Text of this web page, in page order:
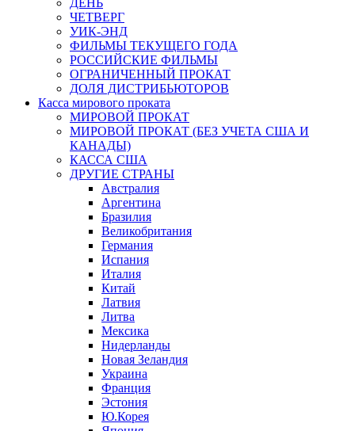
ЧЕТВЕРГ
УИК-ЭНД
ФИЛЬМЫ ТЕКУЩЕГО ГОДА
РОССИЙСКИЕ ФИЛЬМЫ
ОГРАНИЧЕННЫЙ ПРОКАТ
ДОЛЯ ДИСТРИБЬЮТОРОВ
Касса мирового проката
МИРОВОЙ ПРОКАТ
МИРОВОЙ ПРОКАТ (БЕЗ УЧЕТА США И
КАНАДЫ)
КАССА США
ДРУГИЕ СТРАНЫ
Австралия
Аргентина
Бразилия
Великобритания
Германия
Испания
Италия
Китай
Латвия
Литва
Мексика
Нидерланды
Новая Зеландия
Украина
Франция
Эстония
Ю.Корея